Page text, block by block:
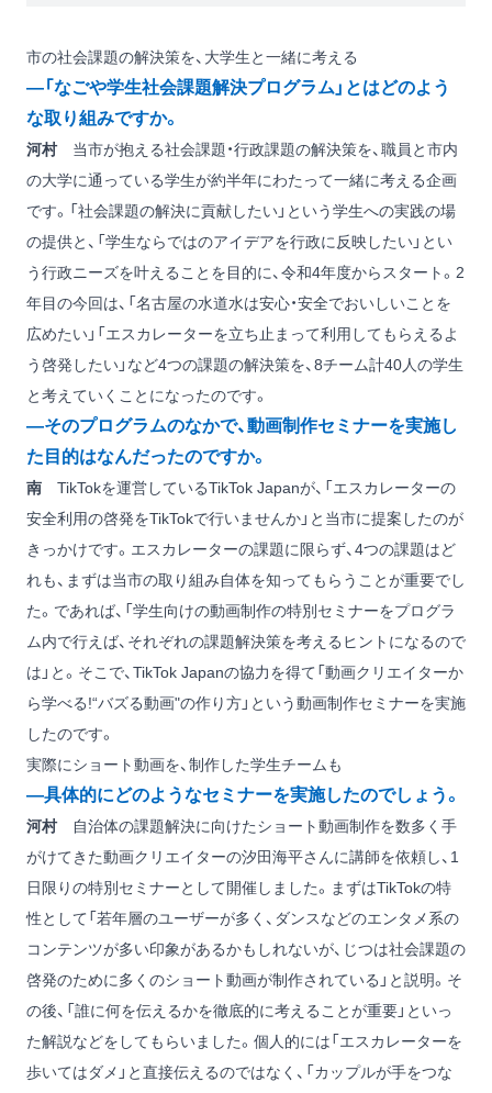
市の社会課題の解決策を、大学生と一緒に考える
―「なごや学生社会課題解決プログラム」とはどのよう
な取り組みですか。
河村当市が抱える社会課題・行政課題の解決策を、職員と市内
の大学に通っている学生が約半年にわたって一緒に考える企画
です。「社会課題の解決に貢献したい」という学生への実践の場
の提供と、「学生ならではのアイデアを行政に反映したい」とい
う行政ニーズを叶えることを目的に、令和4年度からスタート。2
年目の今回は、「名古屋の水道水は安心・安全でおいしいことを
広めたい」「エスカレーターを立ち止まって利用してもらえるよ
う啓発したい」など4つの課題の解決策を、8チーム計40人の学生
と考えていくことになったのです。
―そのプログラムのなかで、動画制作セミナーを実施し
た目的はなんだったのですか。
南 TikTokを運営しているTikTok Japanが、「エスカレーターの
安全利用の啓発をTikTokで行いませんか」と当市に提案したのが
きっかけです。エスカレーターの課題に限らず、4つの課題はど
れも、まずは当市の取り組み自体を知ってもらうことが重要でし
た。であれば、「学生向けの動画制作の特別セミナーをプログラ
ム内で行えば、それぞれの課題解決策を考えるヒントになるので
は」と。そこで、TikTok Japanの協力を得て「動画クリエイターか
ら学べる!“バズる動画"の作り方」という動画制作セミナーを実施
したのです。
実際にショート動画を、制作した学生チームも
―具体的にどのようなセミナーを実施したのでしょう。
河村自治体の課題解決に向けたショート動画制作を数多く手
がけてきた動画クリエイターの汐田海平さんに講師を依頼し、1
日限りの特別セミナーとして開催しました。まずはTikTokの特
性として「若年層のユーザーが多く、ダンスなどのエンタメ系の
コンテンツが多い印象があるかもしれないが、じつは社会課題の
啓発のために多くのショート動画が制作されている」と説明。そ
の後、「誰に何を伝えるかを徹底的に考えることが重要」といっ
た解説などをしてもらいました。個人的には「エスカレーターを
歩いてはダメ」と直接伝えるのではなく、「カップルが手をつな